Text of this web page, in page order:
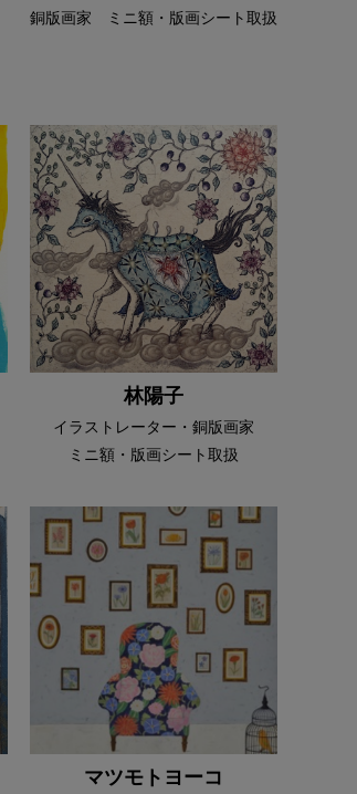
銅版画家 ミニ額・版画シート取扱
林陽子
イラストレーター・銅版画家
ミニ額・版画シート取扱
マツモトヨーコ